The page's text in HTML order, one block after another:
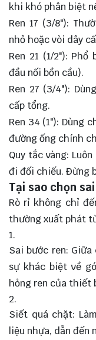
khi khó phân biệt
Ren 17 (3/8"):
nhỏ hoặc vòi dây
Ren 21 (1/2"):
đầu nối bồn cầu).
Ren 27 (3/4"):
cấp tổng.
Ren 34 (1"): Dùng
đường ống chính
Quy tắc vàng:
đi đối chiếu. Đừng
Tại sao chọn
Rò rỉ không chỉ
thường xuất phát
Sai bước ren:
sự khác biệt về
hỏng ren của thiết
Siết quá chặt:
liệu nhựa, dẫn đến